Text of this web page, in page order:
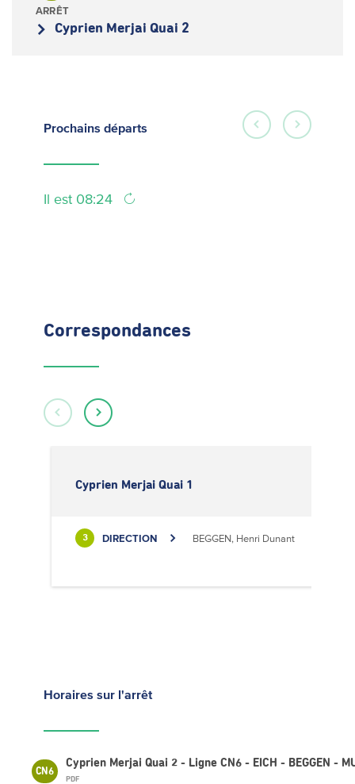
ARRÊT
Cyprien Merjai Quai 2
Prochains départs
Il est 08:24
Correspondances
Cyprien Merjai Quai 1
3 DIRECTION BEGGEN, Henri Dunant
Horaires sur l'arrêt
CN6
Cyprien Merjai Quai 2 - Ligne CN6 - EICH - BEGGEN -
PDF